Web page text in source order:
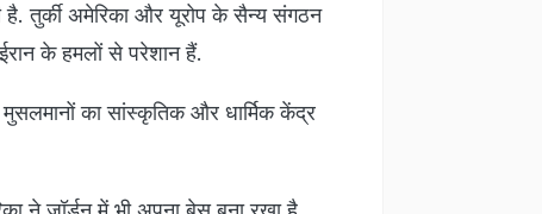
तुर्की अमेरिका और यूरोप के सैन्य संगठन
ईरान के हमलों से परेशान हैं.
का सांस्कृतिक और धार्मिक केंद्र